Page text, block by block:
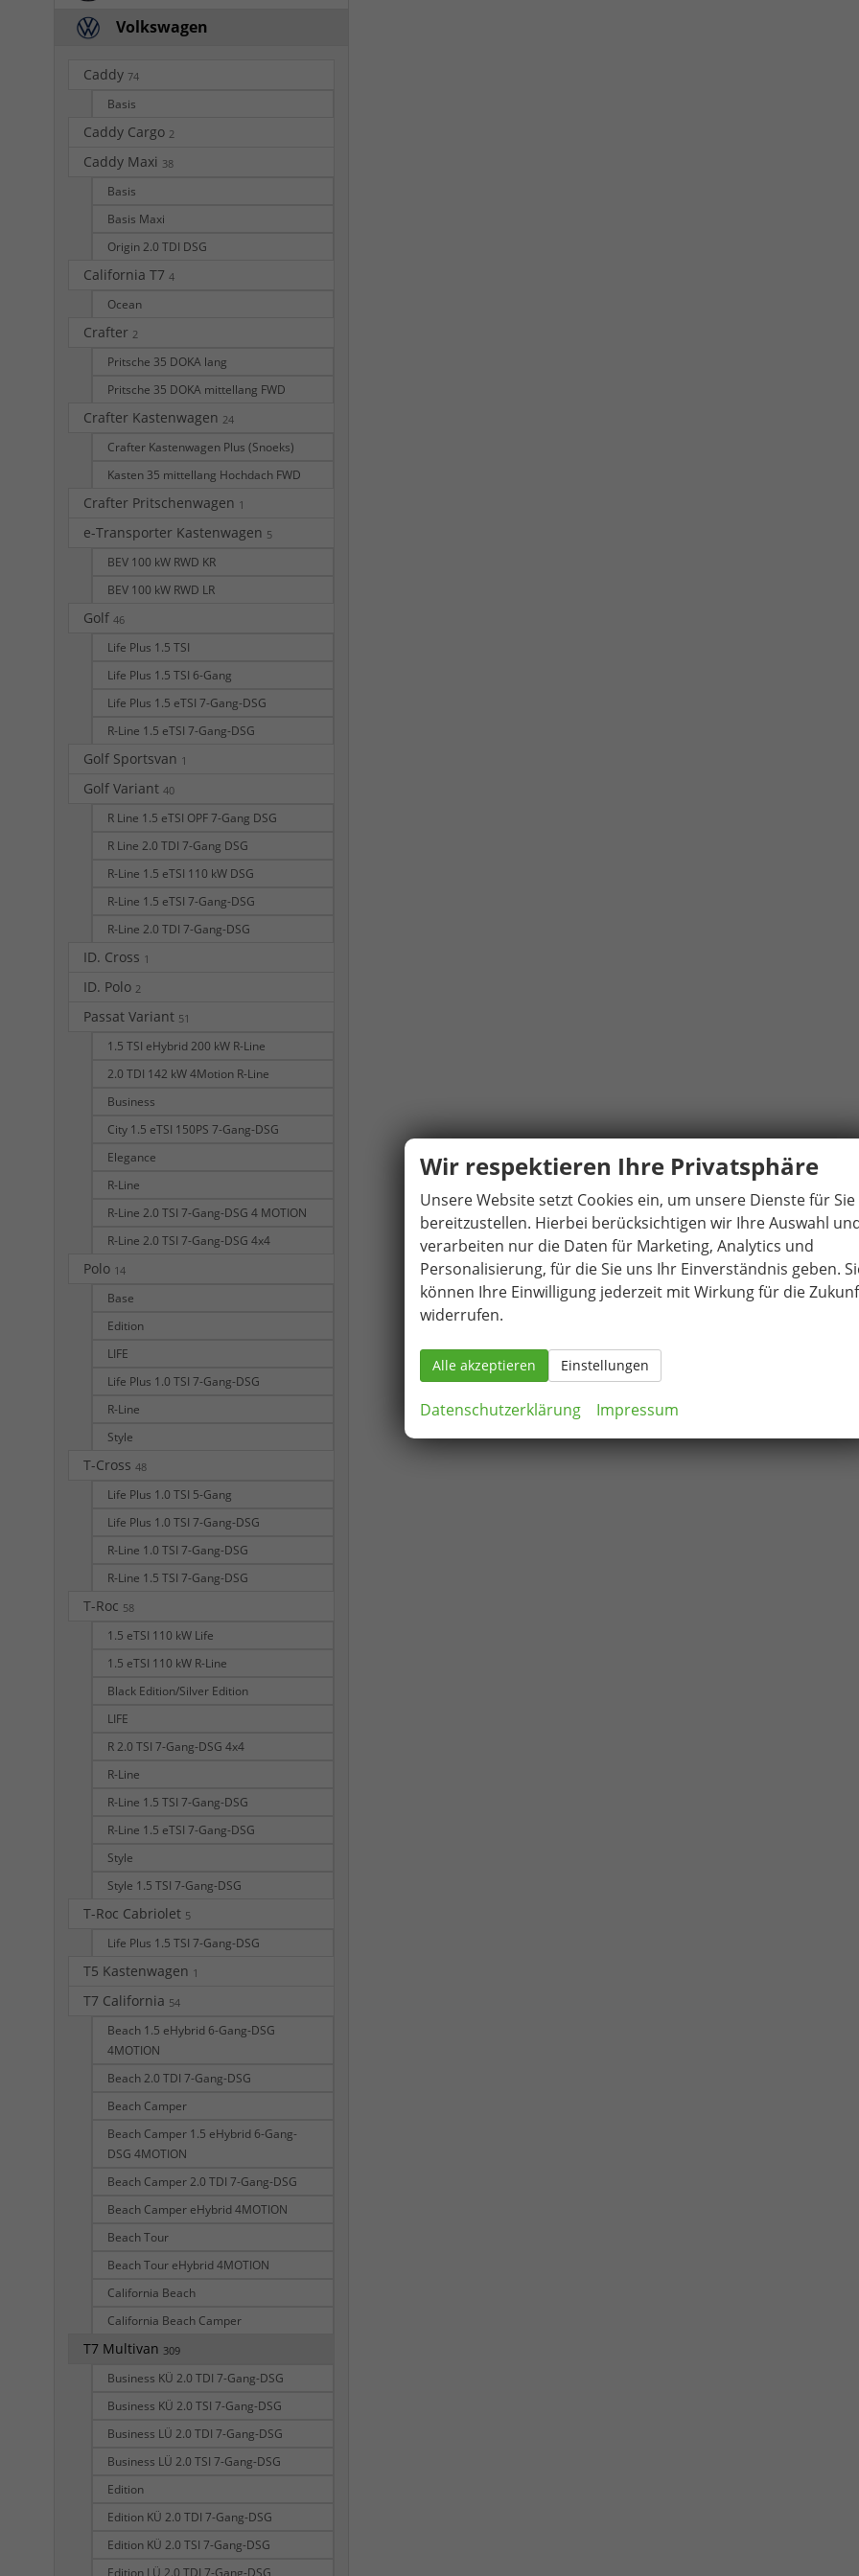
Volkswagen
Caddy 74
Basis
Caddy Cargo 2
Caddy Maxi 38
Basis
Basis Maxi
Origin 2.0 TDI DSG
California T7 4
Ocean
Crafter 2
Pritsche 35 DOKA lang
Pritsche 35 DOKA mittellang FWD
Crafter Kastenwagen 24
Crafter Kastenwagen Plus (Snoeks)
Kasten 35 mittellang Hochdach FWD
Crafter Pritschenwagen 1
e-Transporter Kastenwagen 5
BEV 100 kW RWD KR
BEV 100 kW RWD LR
Golf 46
Life Plus 1.5 TSI
Life Plus 1.5 TSI 6-Gang
Life Plus 1.5 eTSI 7-Gang-DSG
R-Line 1.5 eTSI 7-Gang-DSG
Golf Sportsvan 1
Golf Variant 40
R Line 1.5 eTSI OPF 7-Gang DSG
R Line 2.0 TDI 7-Gang DSG
R-Line 1.5 eTSI 110 kW DSG
R-Line 1.5 eTSI 7-Gang-DSG
R-Line 2.0 TDI 7-Gang-DSG
ID. Cross 1
ID. Polo 2
Passat Variant 51
1.5 TSI eHybrid 200 kW R-Line
2.0 TDI 142 kW 4Motion R-Line
Business
City 1.5 eTSI 150PS 7-Gang-DSG
Elegance
R-Line
R-Line 2.0 TSI 7-Gang-DSG 4 MOTION
R-Line 2.0 TSI 7-Gang-DSG 4x4
Polo 14
Base
Edition
LIFE
Life Plus 1.0 TSI 7-Gang-DSG
R-Line
Style
T-Cross 48
Life Plus 1.0 TSI 5-Gang
Life Plus 1.0 TSI 7-Gang-DSG
R-Line 1.0 TSI 7-Gang-DSG
R-Line 1.5 TSI 7-Gang-DSG
T-Roc 58
1.5 eTSI 110 kW Life
1.5 eTSI 110 kW R-Line
Black Edition/Silver Edition
LIFE
R 2.0 TSI 7-Gang-DSG 4x4
R-Line
R-Line 1.5 TSI 7-Gang-DSG
R-Line 1.5 eTSI 7-Gang-DSG
Style
Style 1.5 TSI 7-Gang-DSG
T-Roc Cabriolet 5
Life Plus 1.5 TSI 7-Gang-DSG
T5 Kastenwagen 1
T7 California 54
Beach 1.5 eHybrid 6-Gang-DSG
4MOTION
Beach 2.0 TDI 7-Gang-DSG
Beach Camper
Beach Camper 1.5 eHybrid 6-Gang-
DSG 4MOTION
Beach Camper 2.0 TDI 7-Gang-DSG
Beach Camper eHybrid 4MOTION
Beach Tour
Beach Tour eHybrid 4MOTION
California Beach
California Beach Camper
T7 Multivan 309
Business KÜ 2.0 TDI 7-Gang-DSG
Business KÜ 2.0 TSI 7-Gang-DSG
Business LÜ 2.0 TDI 7-Gang-DSG
Business LÜ 2.0 TSI 7-Gang-DSG
Edition
Edition KÜ 2.0 TDI 7-Gang-DSG
Edition KÜ 2.0 TSI 7-Gang-DSG
Wir respektieren Ihre Privatsphäre
Unsere Website setzt Cookies ein, um unsere Dienste für Sie
bereitzustellen. Hierbei berücksichtigen wir Ihre Auswahl
verarbeiten nur die Daten für Marketing, Analytics und
Personalisierung, für die Sie uns Ihr Einverständnis geben.
können Ihre Einwilligung jederzeit mit Wirkung für die
widerrufen.
Alle akzeptieren Einstellungen
Datenschutzerklärung Impressum